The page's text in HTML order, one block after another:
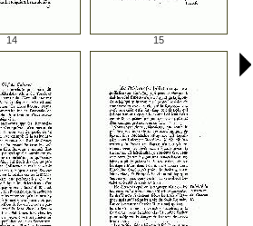
14 15